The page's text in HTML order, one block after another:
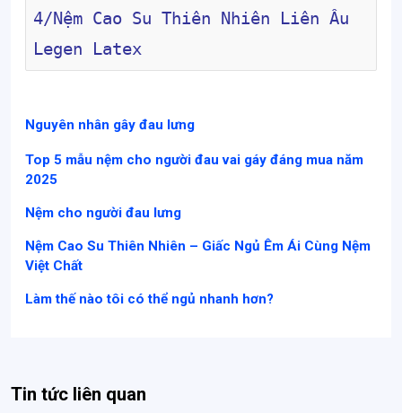
4/Nệm Cao Su Thiên Nhiên Liên Âu
Legen Latex
Nguyên nhân gây đau lưng
Top 5 mẫu nệm cho người đau vai gáy đáng mua năm
2025
Nệm cho người đau lưng
Nệm Cao Su Thiên Nhiên – Giấc Ngủ Êm Ái Cùng Nệm
Việt Chất
Làm thế nào tôi có thể ngủ nhanh hơn?
Tin tức liên quan